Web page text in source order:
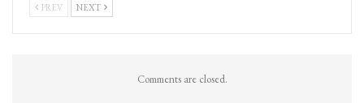
PREV NEXT
Comments are closed.